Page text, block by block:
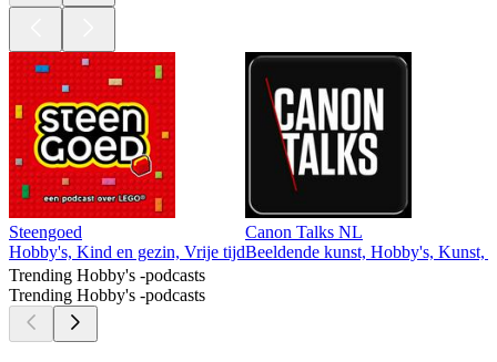
Steengoed
Hobby's, Kind en gezin, Vrije tijd
Canon Talks NL
Beeldende kunst, Hobby's, Kunst,
Trending Hobby's -podcasts
Trending Hobby's -podcasts